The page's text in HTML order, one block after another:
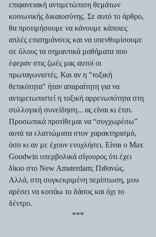
επιφανειακή αντιμετώπιση θεμάτων
κοινωνικής δικαιοσύνης. Σε αυτό το άρθρο,
θα προτιμήσουμε να κάνουμε κάποιες
απλές επισημάνσεις και να υπενθυμίσουμε
σε όλους τα σημαντικά μαθήματα που
έφεραν στις ζωές μας αυτοί οι
πρωταγωνιστές. Και αν η "τοξική
θετικότητα" ήταν απαραίτητη για να
αντιμετωπιστεί η τοξική αρρενωπότητα στη
συλλογική συνείδηση... ας είναι κι έτσι.
Προσωπικά προτίθεμαι να “συγχωρέσω”
αυτά τα ελαττώματα στον χαρακτηρισμό,
όσο κι αν με έχουν ενοχλήσει. Είναι ο Max
Goodwin υπερβολικά σίγουρος ότι έχει
δίκιο στο New Amsterdam; Πιθανώς.
Αλλά, στη συγκεκριμένη περίπτωση, μου
αρέσει να κοιτάω το δάσος και όχι το
δέντρο.
***